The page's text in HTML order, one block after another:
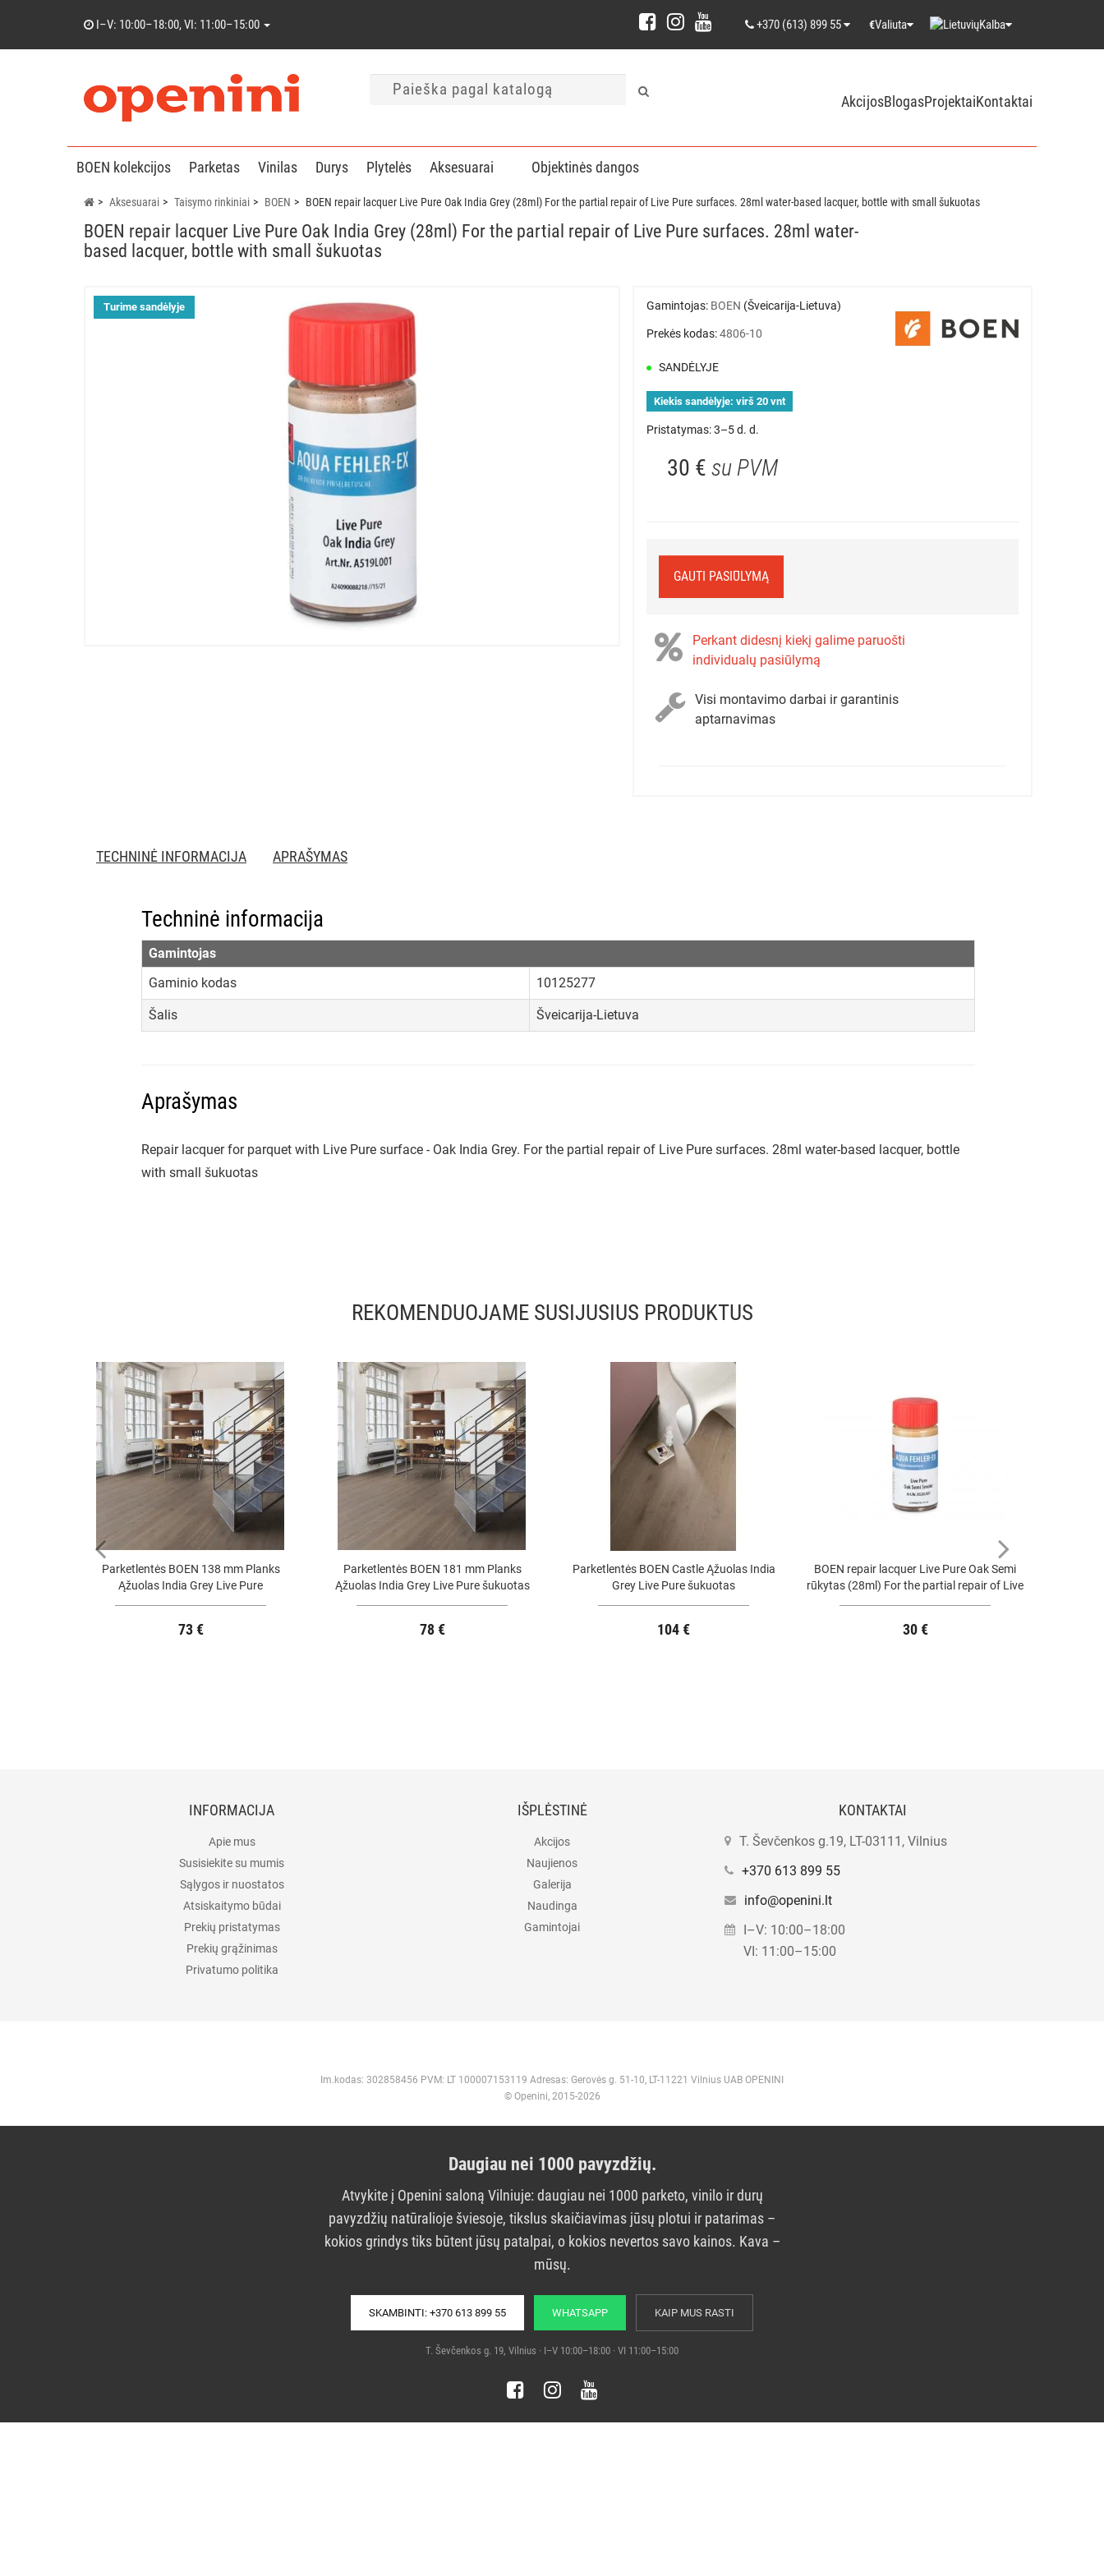
I–V: 10:00–18:00, VI: 11:00–15:00 +370 (613) 899 55 €Valiuta Kalba
AkcijosBlogasProjektaiKontaktai
BOEN kolekcijos Parketas Vinilas Durys Plytelės Aksesuarai Objektinės dangos
Aksesuarai Taisymo rinkiniai BOEN BOEN repair lacquer Live Pure Oak India Grey (28ml) For the partial repair of Live Pure surfaces. 28ml water-based lacquer, bottle with small šukuotas
BOEN repair lacquer Live Pure Oak India Grey (28ml) For the partial repair of Live Pure surfaces. 28ml water-
based lacquer, bottle with small šukuotas
Turime sandėlyje Gamintojas: BOEN (Šveicarija-Lietuva)
Prekės kodas:4806-10
SANDĖLYJE
Kiekis sandėlyje: virš 20 vnt
Pristatymas: 3–5 d. d.
30 € su PVM
GAUTI PASIŪLYMĄ
Perkant didesnį kiekį galime paruošti
individualų pasiūlymą
Visi montavimo darbai ir garantinis
aptarnavimas
TECHNINĖ INFORMACIJA APRAŠYMAS
Techninė informacija
Gamintojas
Gaminio kodas
10125277
Šalis Šveicarija-Lietuva
Aprašymas
Repair lacquer for parquet with Live Pure surface - Oak India Grey. For the partial repair of Live Pure surfaces. 28ml water-based lacquer, bottle
with small šukuotas
REKOMENDUOJAME SUSIJUSIUS PRODUKTUS
Parketlentės BOEN 138 mm Planks
Ąžuolas India Grey Live Pure
73 €
Parketlentės BOEN 181 mm Planks
Ąžuolas India Grey Live Pure šukuotas
78 €
Parketlentės BOEN Castle Ąžuolas India
Grey Live Pure šukuotas
104 €
BOEN repair lacquer Live Pure Oak Semi
rūkytas (28ml) For the partial repair of Live
30 €
INFORMACIJA
Apie mus
Susisiekite su mumis
Sąlygos ir nuostatos
Atsiskaitymo būdai
Prekių pristatymas
Prekių grąžinimas
Privatumo politika
IŠPLĖSTINĖ
Akcijos
Naujienos
Galerija
Naudinga
Gamintojai
KONTAKTAI
T. Ševčenkos g.19, LT-03111, Vilnius
+370 613 899 55
info@openini.lt
I–V: 10:00–18:00
VI: 11:00–15:00
Im.kodas: 302858456 PVM: LT 100007153119 Adresas: Gerovės g. 51-10, LT-11221 Vilnius UAB OPENINI
© Openini, 2015-2026
Daugiau nei 1000 pavyzdžių.
Atvykite į Openini saloną Vilniuje: daugiau nei 1000 parketo, vinilo ir durų
pavyzdžių natūralioje šviesoje, tikslus skaičiavimas jūsų plotui ir patarimas –
kokios grindys tiks būtent jūsų patalpai, o kokios nevertos savo kainos. Kava –
mūsų.
SKAMBINTI: +370 613 899 55 WHATSAPP KAIP MUS RASTI
T. Ševčenkos g. 19, Vilnius · I–V 10:00–18:00 · VI 11:00–15:00